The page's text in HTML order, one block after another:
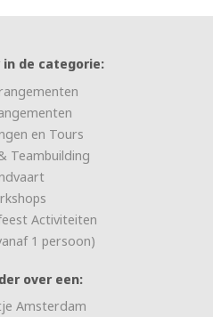
de categorie:
en Tours
Teambuilding
Activiteiten
1 persoon)
over een:
Amsterdam